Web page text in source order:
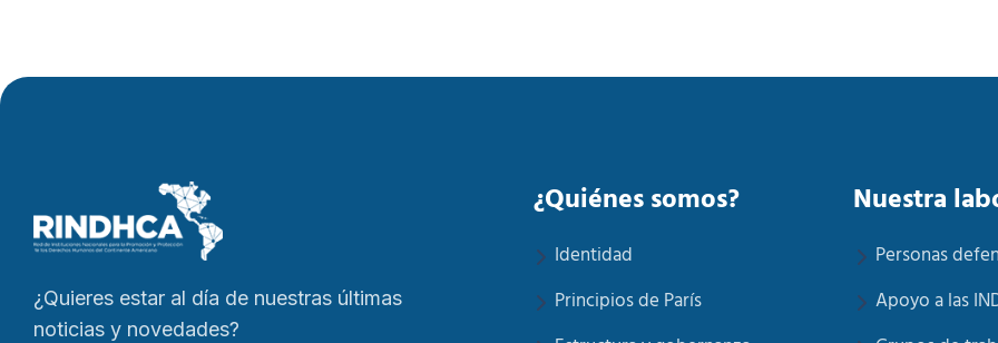
¿Quieres estar al día de nuestras últimas
noticias y novedades?
¿Quiénes somos?
Identidad
Principios de París
Nuestra
Personas
Apoyo a las